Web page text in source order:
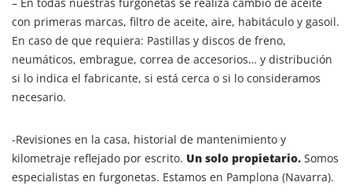
con primeras marcas, filtro de aceite, aire, habitáculo y gasoil.
En caso de que requiera: Pastillas y discos de freno,
neumáticos, embrague, correa de accesorios… y distribución
si lo indica el fabricante, si está cerca o si lo consideramos
necesario.
-Revisiones en la casa, historial de mantenimiento y
kilometraje reflejado por escrito. Un solo propietario. Somos
especialistas en furgonetas. Estamos en Pamplona (Navarra).